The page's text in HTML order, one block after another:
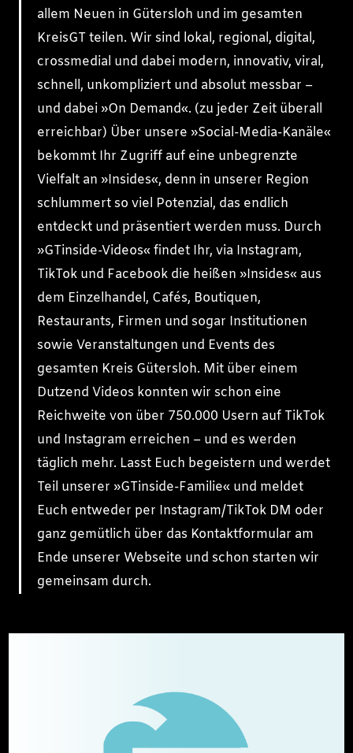
allem Neuen in Gütersloh und im gesamten
KreisGT teilen. Wir sind lokal, regional, digital,
crossmedial und dabei modern, innovativ, viral,
schnell, unkompliziert und absolut messbar –
und dabei »On Demand«. (zu jeder Zeit überall
erreichbar) Über unsere »Social-Media-Kanäle«
bekommt Ihr Zugriff auf eine unbegrenzte
Vielfalt an »Insides«, denn in unserer Region
schlummert so viel Potenzial, das endlich
entdeckt und präsentiert werden muss. Durch
»GTinside-Videos« findet Ihr, via Instagram,
TikTok und Facebook die heißen »Insides« aus
dem Einzelhandel, Cafés, Boutiquen,
Restaurants, Firmen und sogar Institutionen
sowie Veranstaltungen und Events des
gesamten Kreis Gütersloh. Mit über einem
Dutzend Videos konnten wir schon eine
Reichweite von über 750.000 Usern auf TikTok
und Instagram erreichen – und es werden
täglich mehr. Lasst Euch begeistern und werdet
Teil unserer »GTinside-Familie« und meldet
Euch entweder per Instagram/TikTok DM oder
ganz gemütlich über das Kontaktformular am
Ende unserer Webseite und schon starten wir
gemeinsam durch.